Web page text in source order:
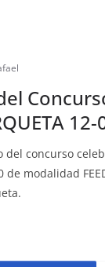
del concurso
de modalidad